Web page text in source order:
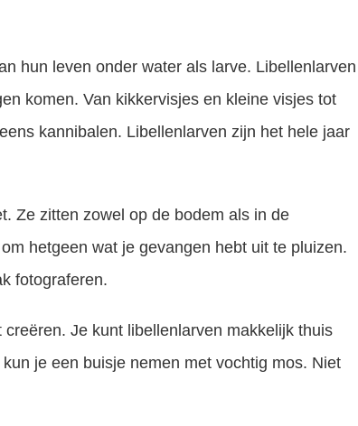
hun leven onder water als larve. Libellenlarven
komen. Van kikkervisjes en kleine visjes tot
kannibalen. Libellenlarven zijn het hele jaar
Ze zitten zowel op de bodem als in de
hetgeen wat je gevangen hebt uit te pluizen.
fotograferen.
Je kunt libellenlarven makkelijk thuis
je een buisje nemen met vochtig mos. Niet